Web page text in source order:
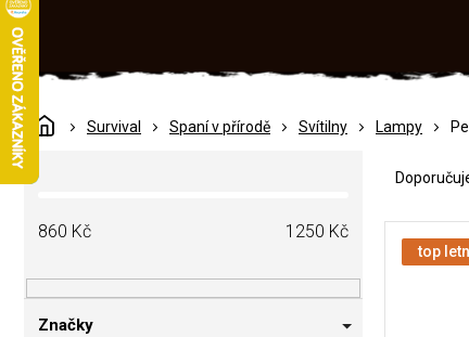
DomůSurvival Spaní v přírodě Svítilny Lampy
P
o
a
n
860 Kč 1250 Kč
Značky
e
top